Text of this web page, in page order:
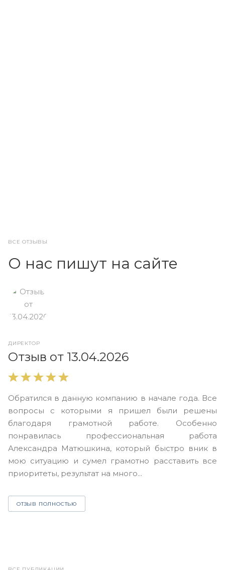
ВСЕ ОТЗЫВЫ
О нас пишут на сайте
ДИРЕКТОР
Отзыв от 13.04.2026
Обратился в данную компанию в начале года. Все
вопросы с которыми я пришел были решены
благодаря грамотной работе. Особенно
понравилась профессиональная работа
Александра Матюшкина, который быстро вник в
мою ситуацию и сумел грамотно расставить все
приоритеты, результат на много...
ОТЗЫВ ПОЛНОСТЬЮ